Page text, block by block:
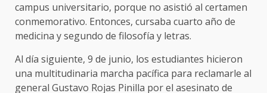
campus universitario, porque no asistió al certamen
conmemorativo. Entonces, cursaba cuarto año de
medicina y segundo de filosofía y letras.
Al día siguiente, 9 de junio, los estudiantes hicieron
una multitudinaria marcha pacífica para reclamarle al
general Gustavo Rojas Pinilla por el asesinato de